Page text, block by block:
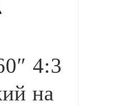
4:3
на